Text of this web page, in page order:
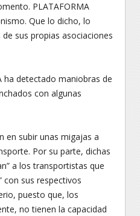
PLATAFORMA
Que lo dicho, lo
sus propias asociaciones
ha detectado maniobras de
con algunas
en subir unas migajas a
Por su parte, dichas
a los transportistas que
con sus respectivos
puesto que, los
no tienen la capacidad